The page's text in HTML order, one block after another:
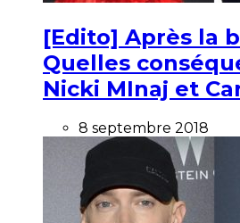
[Edito] Après la
Quelles
Nicki MInaj et
8 septembre 2018